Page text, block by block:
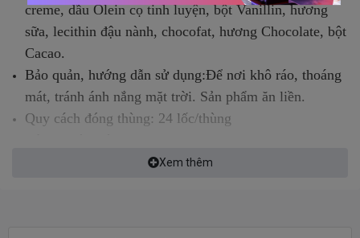
creme, dầu Olein cọ tinh luyện, bột Vanillin, hương
sữa, lecithin đậu nành, chocofat, hương Chocolate, bột
Cacao.
Bảo quản, hướng dẫn sử dụng:Để nơi khô ráo, thoáng
mát, tránh ánh nắng mặt trời. Sản phẩm ăn liền.
Quy cách đóng thùng: 24 lốc/thùng
Xem thêm